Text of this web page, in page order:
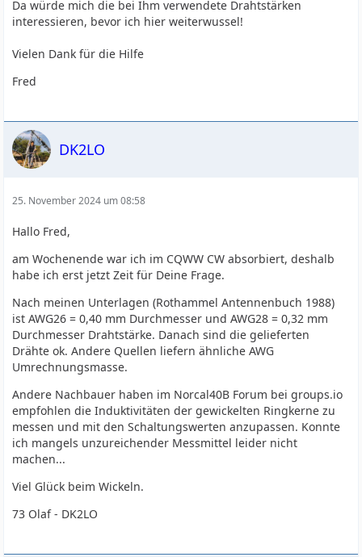
Da würde mich die bei Ihm verwendete Drahtstärken
interessieren, bevor ich hier weiterwussel!
Vielen Dank für die Hilfe
Fred
DK2LO
25. November 2024 um 08:58
Hallo Fred,
am Wochenende war ich im CQWW CW absorbiert, deshalb
habe ich erst jetzt Zeit für Deine Frage.
Nach meinen Unterlagen (Rothammel Antennenbuch 1988)
ist AWG26 = 0,40 mm Durchmesser und AWG28 = 0,32 mm
Durchmesser Drahtstärke. Danach sind die gelieferten
Drähte ok. Andere Quellen liefern ähnliche AWG
Umrechnungsmasse.
Andere Nachbauer haben im Norcal40B Forum bei groups.io
empfohlen die Induktivitäten der gewickelten Ringkerne zu
messen und mit den Schaltungswerten anzupassen. Konnte
ich mangels unzureichender Messmittel leider nicht
machen...
Viel Glück beim Wickeln.
73 Olaf - DK2LO